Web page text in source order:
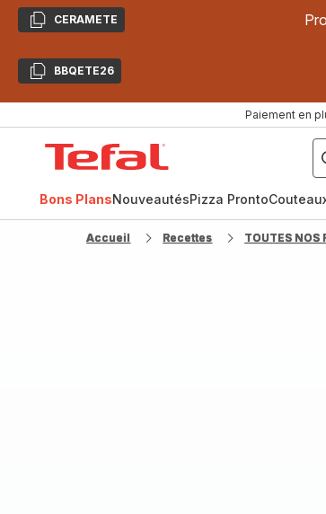
CopierCERAMETE
CopierBBQETE26
Paiement en
Bons PlansNouveautésPizza Pronto
Accueil Recettes TOUTES NOS